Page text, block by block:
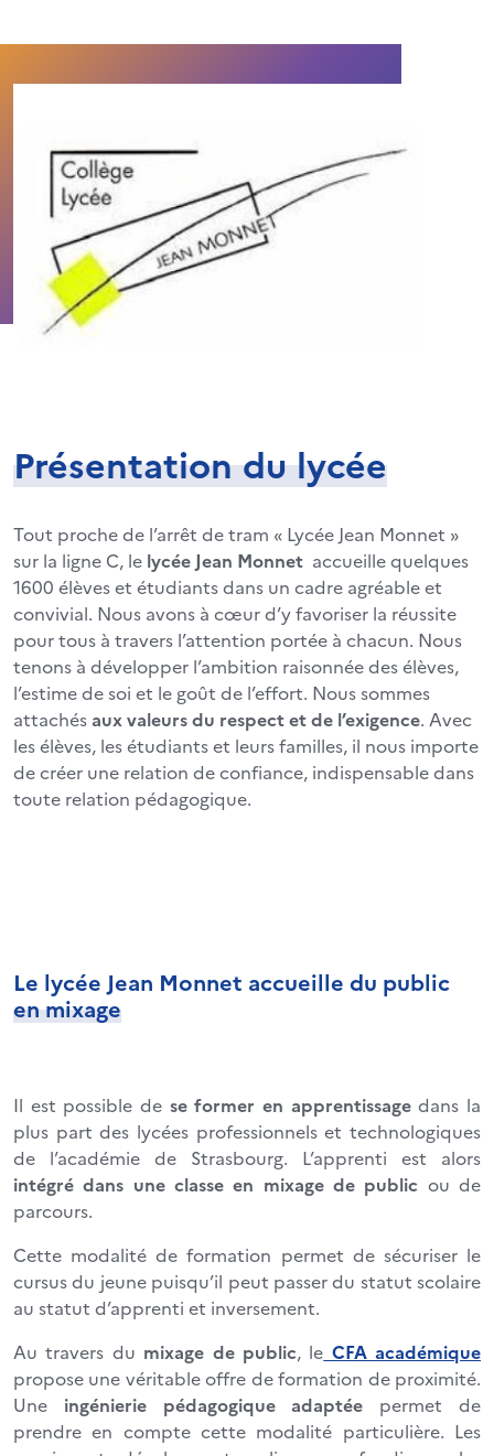
Présentation du lycée
Tout proche de l’arrêt de tram « Lycée Jean Monnet »
sur la ligne C, le lycée Jean Monnet accueille quelques
1600 élèves et étudiants dans un cadre agréable et
convivial. Nous avons à cœur d’y favoriser la réussite
pour tous à travers l’attention portée à chacun. Nous
tenons à développer l’ambition raisonnée des élèves,
l’estime de soi et le goût de l’effort. Nous sommes
attachés aux valeurs du respect et de l’exigence. Avec
les élèves, les étudiants et leurs familles, il nous importe
de créer une relation de confiance, indispensable dans
toute relation pédagogique.
Le lycée Jean Monnet accueille du public
en mixage
Il est possible de se former en apprentissagedans la
plus part des lycées professionnels et technologiques
de l’académie de Strasbourg. L’apprenti est alors
intégré dans une classe en mixage de public ou de
parcours.
Cette modalité de formation permet de sécuriser le
cursus du jeune puisqu’il peut passer du statut scolaire
au statut d’apprenti et inversement.
Au travers du mixage de public, le CFA académique
propose une véritable offre de formation de proximité.
Une ingénierie pédagogique adaptée permet de
prendre en compte cette modalité particulière. Les